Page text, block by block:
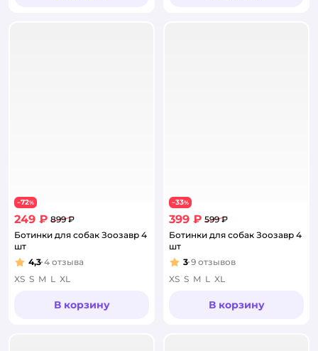
−72%
249 ₽ 899 ₽
Ботинки для собак Зоозавр 4
шт
Рейтинг:
4,3 4 отзыва
XS S M L XL
В корзину
−33%
399 ₽ 599 ₽
Ботинки для собак Зоозавр 4
шт
Рейтинг:
3 9 отзывов
XS S M L XL
В корзину